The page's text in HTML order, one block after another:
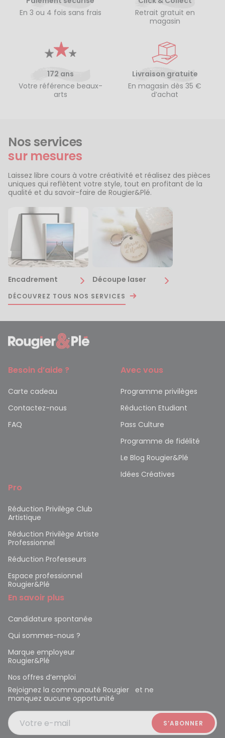
En 3 ou 4 fois sans frais
Retrait gratuit en
magasin
172 ans
Votre référence beaux-
arts
Livraison gratuite
En magasin dès 35 €
d’achat
Nos services
sur mesures
Laissez libre cours à votre créativité et réalisez des pièces
uniques qui reflètent votre style, tout en profitant de la
qualité et du savoir-faire de Rougier&Plé.
Encadrement Découpe laser
DÉCOUVREZ TOUS NOS SERVICES
Besoin d’aide ?
Carte cadeau
Contactez-nous
FAQ
Avec vous
Programme privilèges
Réduction Etudiant
Pass Culture
Programme de fidélité
Le Blog Rougier&Plé
Idées Créatives
Pro
Réduction Privilège Club
Artistique
Réduction Privilège Artiste
Professionnel
Réduction Professeurs
Espace professionnel
Rougier&Plé
En savoir plus
Candidature spontanée
Qui sommes-nous ?
Marque employeur
Rougier&Plé
Nos offres d’emploi
Rejoignez la communauté Rougier et ne
manquez aucune opportunité
Votre e-mail